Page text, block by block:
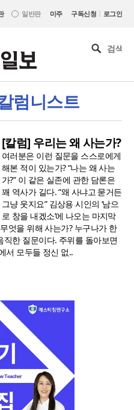
일반판 미주 구독신청 | 로그인
럼니스트
[칼럼] 우리는 왜 사는가?
여러분은 이런 질문을 스스로에게
해본 적이 있는가? “나는 왜 사는
가?” 이 같은 실존에 관한 담론은
꽤 역사가 길다. “왜 사냐고 묻거든
그냥 웃지요” 김상용 시인의 ‘남으
로 창을 내겠소’에 나오는 마지막
엇을 위해 사는가? 누구나가 한
한 질문이다. 주위를 돌아보면
서 모두들 정신 없..